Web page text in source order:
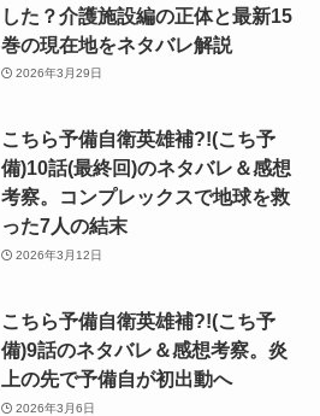
した？介護施設編の正体と最新15
巻の現在地をネタバレ解説
2026年3月29日
こちら予備自衛英雄補?!(こち予
備)10話(最終回)のネタバレ＆感想
考察。コンプレックスで地球を救
った7人の結末
2026年3月12日
こちら予備自衛英雄補?!(こち予
備)9話のネタバレ＆感想考察。炎
上の先で予備自が初出動へ
2026年3月6日